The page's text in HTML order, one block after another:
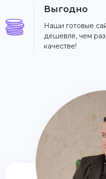
Выгодно
Наши готовые
дешевле, чем
качестве!